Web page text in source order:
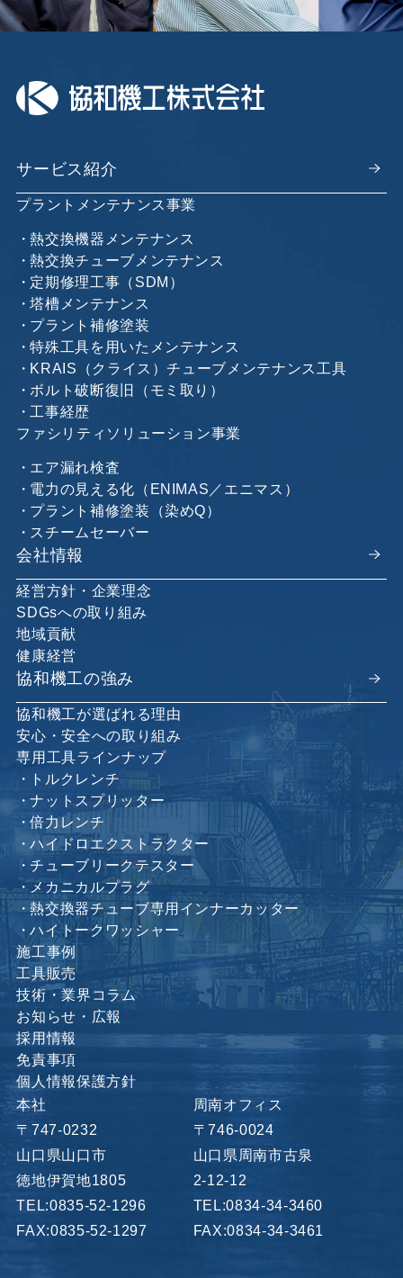
サービス紹介
プラントメンテナンス事業
熱交換機器メンテナンス
熱交換チューブメンテナンス
定期修理工事（SDM）
塔槽メンテナンス
プラント補修塗装
特殊工具を用いたメンテナンス
KRAIS（クライス）チューブメンテナンス工具
ボルト破断復旧（モミ取り）
工事経歴
ファシリティソリューション事業
エア漏れ検査
電力の見える化（ENIMAS／エニマス）
プラント補修塗装（染めQ）
スチームセーバー
会社情報
経営方針・企業理念
SDGsへの取り組み
地域貢献
健康経営
協和機工の強み
協和機工が選ばれる理由
安心・安全への取り組み
専用工具ラインナップ
トルクレンチ
ナットスプリッター
倍力レンチ
ハイドロエクストラクター
チューブリークテスター
メカニカルプラグ
熱交換器チューブ専用インナーカッター
ハイトークワッシャー
施工事例
工具販売
技術・業界コラム
お知らせ・広報
採用情報
免責事項
個人情報保護方針
本社
〒747-0232
山口県山口市
徳地伊賀地1805
TEL:0835-52-1296
FAX:0835-52-1297
周南オフィス
〒746-0024
山口県周南市古泉
2-12-12
TEL:0834-34-3460
FAX:0834-34-3461